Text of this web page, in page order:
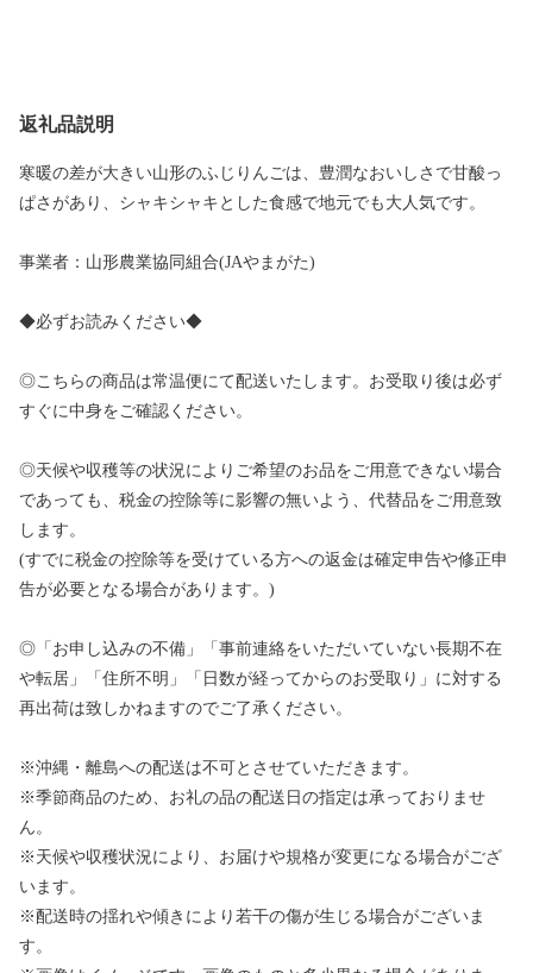
返礼品説明
寒暖の差が大きい山形のふじりんごは、豊潤なおいしさで甘酸っ
ぱさがあり、シャキシャキとした食感で地元でも大人気です。
事業者：山形農業協同組合(JAやまがた)
◆必ずお読みください◆
◎こちらの商品は常温便にて配送いたします。お受取り後は必ず
すぐに中身をご確認ください。
◎天候や収穫等の状況によりご希望のお品をご用意できない場合
であっても、税金の控除等に影響の無いよう、代替品をご用意致
します。
(すでに税金の控除等を受けている方への返金は確定申告や修正申
告が必要となる場合があります。)
◎「お申し込みの不備」「事前連絡をいただいていない長期不在
や転居」「住所不明」「日数が経ってからのお受取り」に対する
再出荷は致しかねますのでご了承ください。
※沖縄・離島への配送は不可とさせていただきます。
※季節商品のため、お礼の品の配送日の指定は承っておりませ
ん。
※天候や収穫状況により、お届けや規格が変更になる場合がござ
います。
※配送時の揺れや傾きにより若干の傷が生じる場合がございま
す。